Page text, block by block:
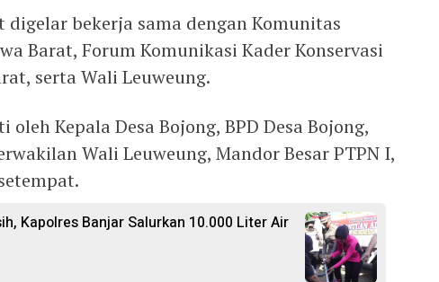
bekerja sama dengan Komunitas
Barat, Forum Komunikasi Kader Konservasi
serta Wali Leuweung.
Kepala Desa Bojong, BPD Desa Bojong,
Wali Leuweung, Mandor Besar PTPN I,
Kapolres Banjar Salurkan 10.000 Liter Air